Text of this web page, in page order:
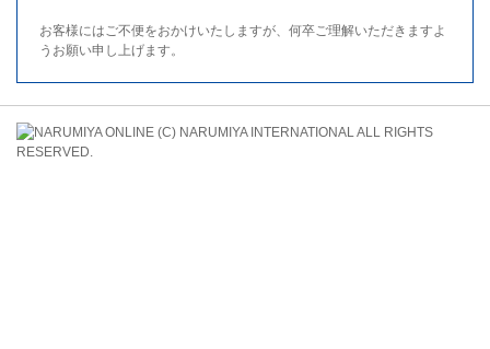
お客様にはご不便をおかけいたしますが、何卒ご理解いただきますよ
うお願い申し上げます。